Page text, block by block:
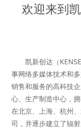
欢迎来到
凯新创达（
事网络多媒体技术和
销售和服务的高科技
心、生产制造中心，
在北京、上海、杭州
司，并逐步建立了辐